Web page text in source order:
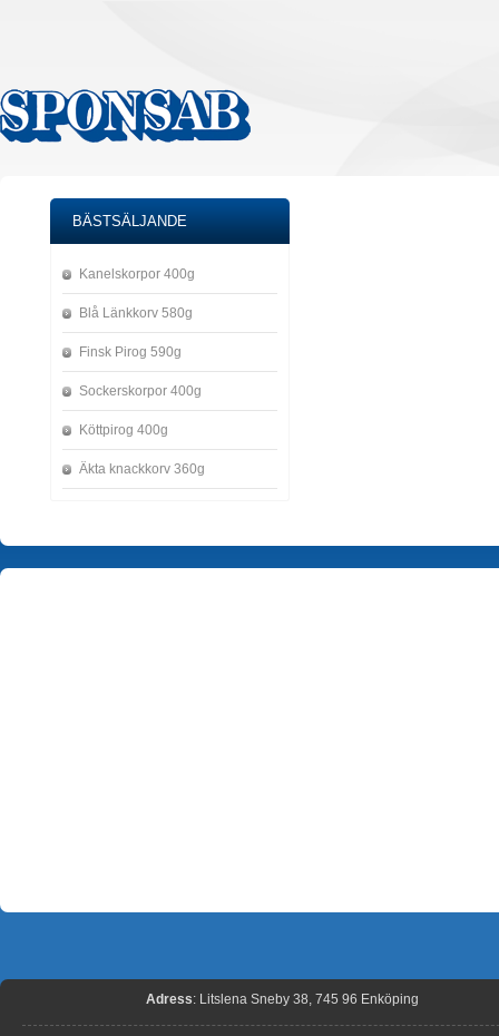
BÄSTSÄLJANDE
Kanelskorpor 400g
Blå Länkkorv 580g
Finsk Pirog 590g
Sockerskorpor 400g
Köttpirog 400g
Äkta knackkorv 360g
Adress: Litslena Sneby 38, 745 96 Enköping